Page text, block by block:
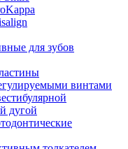
для зубов
винтами
дугой